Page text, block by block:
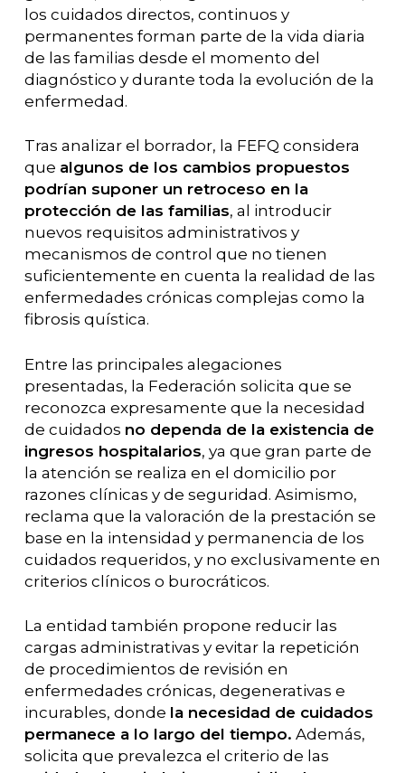
los cuidados directos, continuos y
permanentes forman parte de la vida diaria
de las familias desde el momento del
diagnóstico y durante toda la evolución de la
enfermedad.
Tras analizar el borrador, la FEFQ considera
que algunos de los cambios propuestos
podrían suponer un retroceso en la
protección de las familias, al introducir
nuevos requisitos administrativos y
mecanismos de control que no tienen
suficientemente en cuenta la realidad de las
enfermedades crónicas complejas como la
fibrosis quística.
Entre las principales alegaciones
presentadas, la Federación solicita que se
reconozca expresamente que la necesidad
de cuidados no dependa de la existencia de
ingresos hospitalarios, ya que gran parte de
la atención se realiza en el domicilio por
razones clínicas y de seguridad. Asimismo,
reclama que la valoración de la prestación se
base en la intensidad y permanencia de los
cuidados requeridos, y no exclusivamente en
criterios clínicos o burocráticos.
La entidad también propone reducir las
cargas administrativas y evitar la repetición
de procedimientos de revisión en
enfermedades crónicas, degenerativas e
incurables, donde la necesidad de cuidados
permanece a lo largo del tiempo. Además,
solicita que prevalezca el criterio de las